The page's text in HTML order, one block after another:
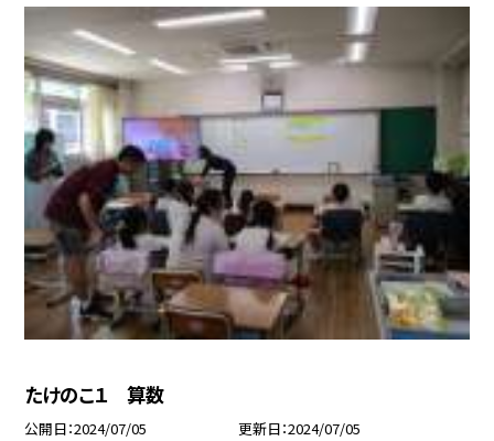
たけのこ１ 算数
公開日 2024/07/05 更新日 2024/07/05